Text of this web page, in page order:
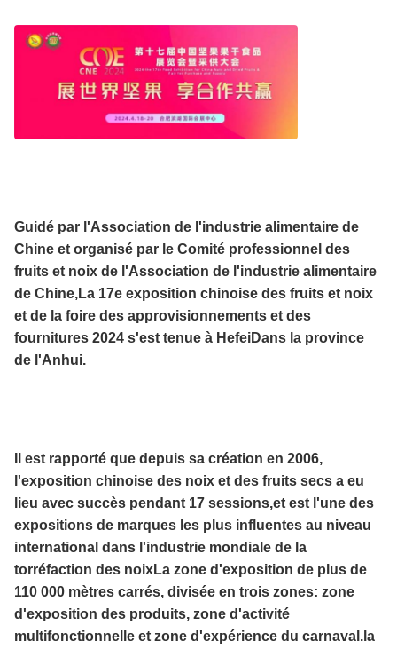
Guidé par l'Association de l'industrie alimentaire de
Chine et organisé par le Comité professionnel des
fruits et noix de l'Association de l'industrie alimentaire
de Chine,La 17e exposition chinoise des fruits et noix
et de la foire des approvisionnements et des
fournitures 2024 s'est tenue à HefeiDans la province
de l'Anhui.
Il est rapporté que depuis sa création en 2006,
l'exposition chinoise des noix et des fruits secs a eu
lieu avec succès pendant 17 sessions,et est l'une des
expositions de marques les plus influentes au niveau
international dans l'industrie mondiale de la
torréfaction des noixLa zone d'exposition de plus de
110 000 mètres carrés, divisée en trois zones: zone
d'exposition des produits, zone d'activité
multifonctionnelle et zone d'expérience du carnaval.la